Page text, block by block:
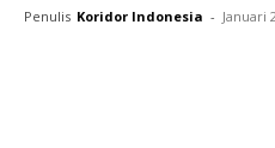
Penulis Koridor Indonesia - Januari